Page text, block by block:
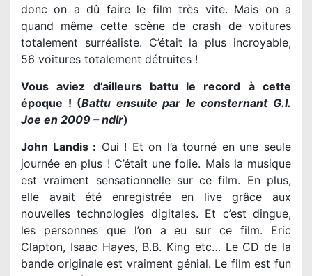
donc on a dû faire le film très vite. Mais on a
quand même cette scène de crash de voitures
totalement surréaliste. C’était la plus incroyable,
56 voitures totalement détruites !
Vous aviez d’ailleurs battu le record à cette
époque ! (Battu ensuite par le consternant G.I.
Joe en 2009 – ndlr)
John Landis : Oui ! Et on l’a tourné en une seule
journée en plus ! C’était une folie. Mais la musique
est vraiment sensationnelle sur ce film. En plus,
elle avait été enregistrée en live grâce aux
nouvelles technologies digitales. Et c’est dingue,
les personnes que l’on a eu sur ce film. Eric
Clapton, Isaac Hayes, B.B. King etc… Le CD de la
bande originale est vraiment génial. Le film est fun